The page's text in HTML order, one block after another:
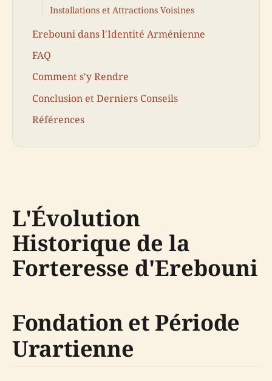
Installations et Attractions Voisines
Erebouni dans l'Identité Arménienne
FAQ
Comment s'y Rendre
Conclusion et Derniers Conseils
Références
L'Évolution
Historique de la
Forteresse d'Erebouni
Fondation et Période
Urartienne